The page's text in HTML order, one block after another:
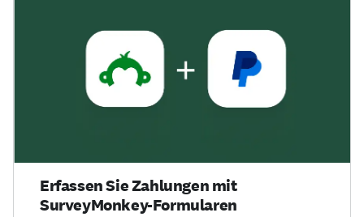
Erfassen Sie Zahlungen mit
SurveyMonkey-Formularen